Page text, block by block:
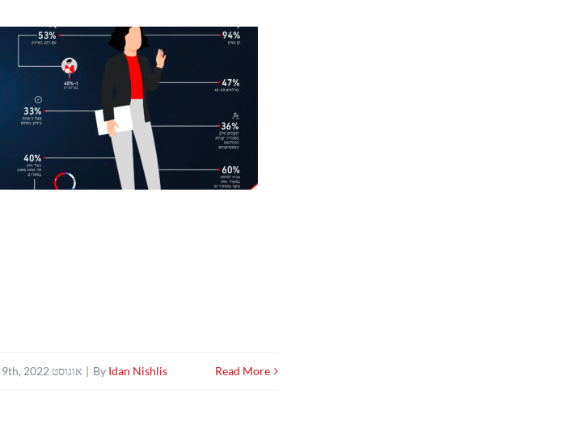
By Idan Nishlis
| אוגוסט 9th, 2022 Read More